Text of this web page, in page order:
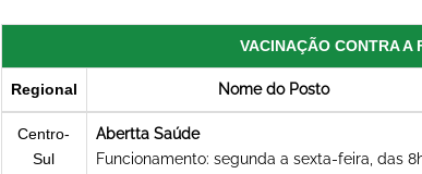
VACINAÇÃO CONTRA A
Regional Nome do Posto
Centro-
Sul
Abertta Saúde
Funcionamento: segunda a sexta-feira, das